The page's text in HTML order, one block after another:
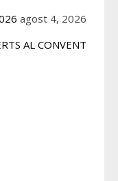
agost 4, 2026
AL CONVENT